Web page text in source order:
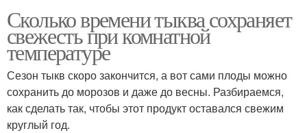
Сколько времени тыква сохраняет
свежесть при комнатной
температуре
Сезон тыкв скоро закончится, а вот сами плоды можно
сохранить до морозов и даже до весны. Разбираемся,
как сделать так, чтобы этот продукт оставался свежим
круглый год.